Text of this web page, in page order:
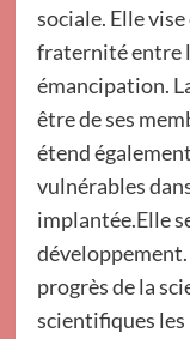
sociale. Elle
fraternité entre
émancipation.
être de ses
étend
vulnérables
implantée.Elle
développement.
progrès de la
scientifiques les